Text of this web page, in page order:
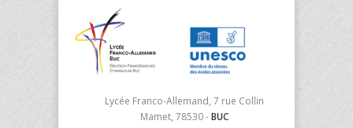
Lycée Franco-Allemand, 7 rue Collin
Mamet, 78530 -BUC